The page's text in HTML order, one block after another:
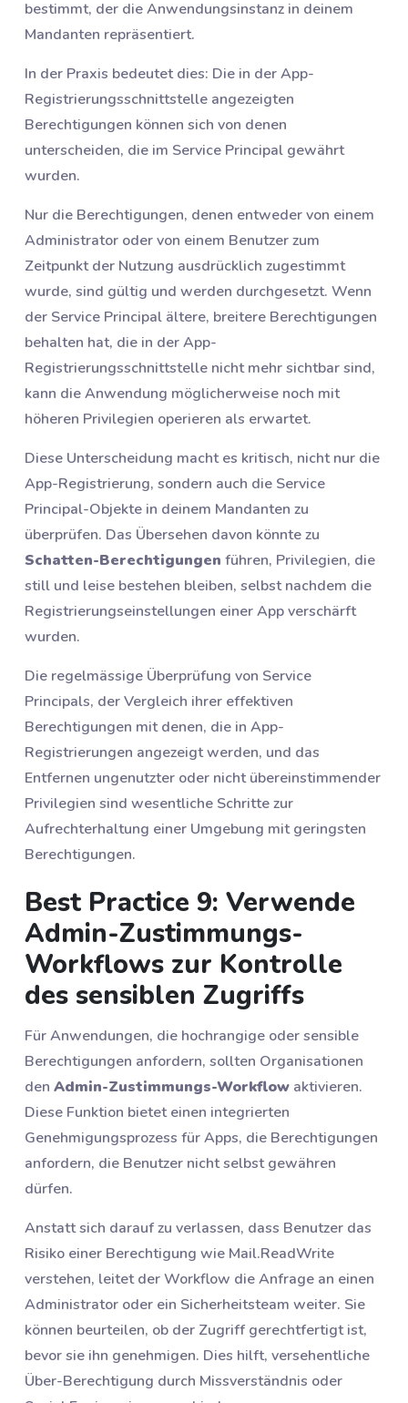
bestimmt, der die Anwendungsinstanz in deinem
Mandanten repräsentiert.
In der Praxis bedeutet dies: Die in der App-
Registrierungsschnittstelle angezeigten
Berechtigungen können sich von denen
unterscheiden, die im Service Principal gewährt
wurden.
Nur die Berechtigungen, denen entweder von einem
Administrator oder von einem Benutzer zum
Zeitpunkt der Nutzung ausdrücklich zugestimmt
wurde, sind gültig und werden durchgesetzt. Wenn
der Service Principal ältere, breitere Berechtigungen
behalten hat, die in der App-
Registrierungsschnittstelle nicht mehr sichtbar sind,
kann die Anwendung möglicherweise noch mit
höheren Privilegien operieren als erwartet.
Diese Unterscheidung macht es kritisch, nicht nur die
App-Registrierung, sondern auch die Service
Principal-Objekte in deinem Mandanten zu
überprüfen. Das Übersehen davon könnte zu
Schatten-Berechtigungen führen, Privilegien, die
still und leise bestehen bleiben, selbst nachdem die
Registrierungseinstellungen einer App verschärft
wurden.
Die regelmässige Überprüfung von Service
Principals, der Vergleich ihrer effektiven
Berechtigungen mit denen, die in App-
Registrierungen angezeigt werden, und das
Entfernen ungenutzter oder nicht übereinstimmender
Privilegien sind wesentliche Schritte zur
Aufrechterhaltung einer Umgebung mit geringsten
Berechtigungen.
Best Practice 9: Verwende
Admin-Zustimmungs-
Workflows zur Kontrolle
des sensiblen Zugriffs
Für Anwendungen, die hochrangige oder sensible
Berechtigungen anfordern, sollten Organisationen
den Admin-Zustimmungs-Workflow aktivieren.
Diese Funktion bietet einen integrierten
Genehmigungsprozess für Apps, die Berechtigungen
anfordern, die Benutzer nicht selbst gewähren
dürfen.
Anstatt sich darauf zu verlassen, dass Benutzer das
Risiko einer Berechtigung wie Mail.ReadWrite
verstehen, leitet der Workflow die Anfrage an einen
Administrator oder ein Sicherheitsteam weiter. Sie
können beurteilen, ob der Zugriff gerechtfertigt ist,
bevor sie ihn genehmigen. Dies hilft, versehentliche
Über-Berechtigung durch Missverständnis oder